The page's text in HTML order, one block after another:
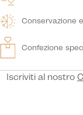
Conservazione
Confezione
Iscriviti al nostro